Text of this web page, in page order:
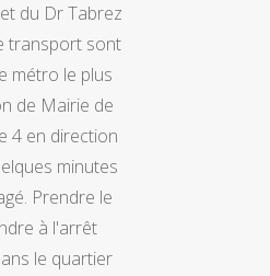
du Dr Tabrez
transport sont
métro le plus
de Mairie de
4 en direction
minutes
Prendre le
à l'arrêt
le quartier